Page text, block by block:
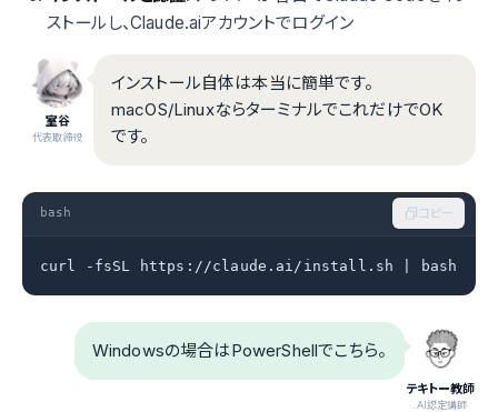
ストールし、Claude.aiアカウントでログイン
室谷
代表取締役
インストール自体は本当に簡単です。
macOS/LinuxならターミナルでこれだけでOK
です。
bash コピー
curl -fsSL https://claude.ai/install.sh | bash
テキトー教師
.AI認定講師
Windowsの場合はPowerShellでこちら。